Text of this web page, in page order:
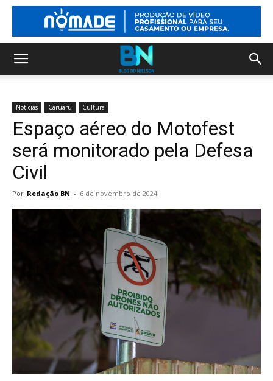
Notícias Caruaru Cultura
Espaço aéreo do Motofest
será monitorado pela Defesa
Civil
Por Redação BN - 6 de novembro de 2024